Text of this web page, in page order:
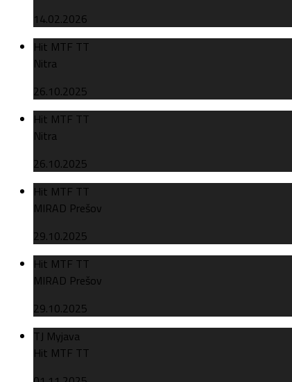
14.02.2026
Hit MTF TT
Nitra
26.10.2025
Hit MTF TT
Nitra
26.10.2025
Hit MTF TT
MIRAD Prešov
29.10.2025
Hit MTF TT
MIRAD Prešov
29.10.2025
TJ Myjava
Hit MTF TT